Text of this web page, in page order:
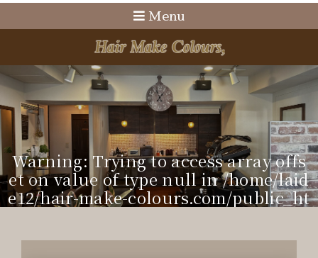
Menu
Warning: Trying to access array offs
et on value of type null in/home/laid
e12/hair-make-colours.com/public_ht